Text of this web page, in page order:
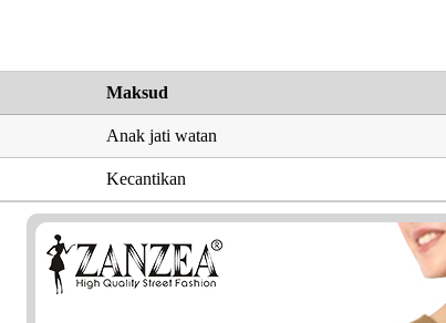
Maksud
Anak jati watan
Kecantikan